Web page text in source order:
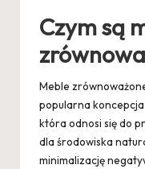
Czym są
Meble
popularna
która odnosi się do
dla środowiska
minimalizację